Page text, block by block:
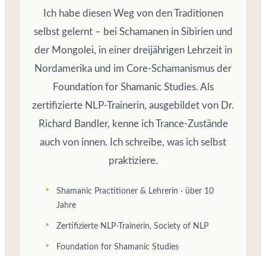
Ich habe diesen Weg von den Traditionen
selbst gelernt – bei Schamanen in Sibirien und
der Mongolei, in einer dreijährigen Lehrzeit in
Nordamerika und im Core-Schamanismus der
Foundation for Shamanic Studies. Als
zertifizierte NLP-Trainerin, ausgebildet von Dr.
Richard Bandler, kenne ich Trance-Zustände
auch von innen. Ich schreibe, was ich selbst
praktiziere.
Shamanic Practitioner & Lehrerin · über 10
Jahre
Zertifizierte NLP-Trainerin, Society of NLP
Foundation for Shamanic Studies